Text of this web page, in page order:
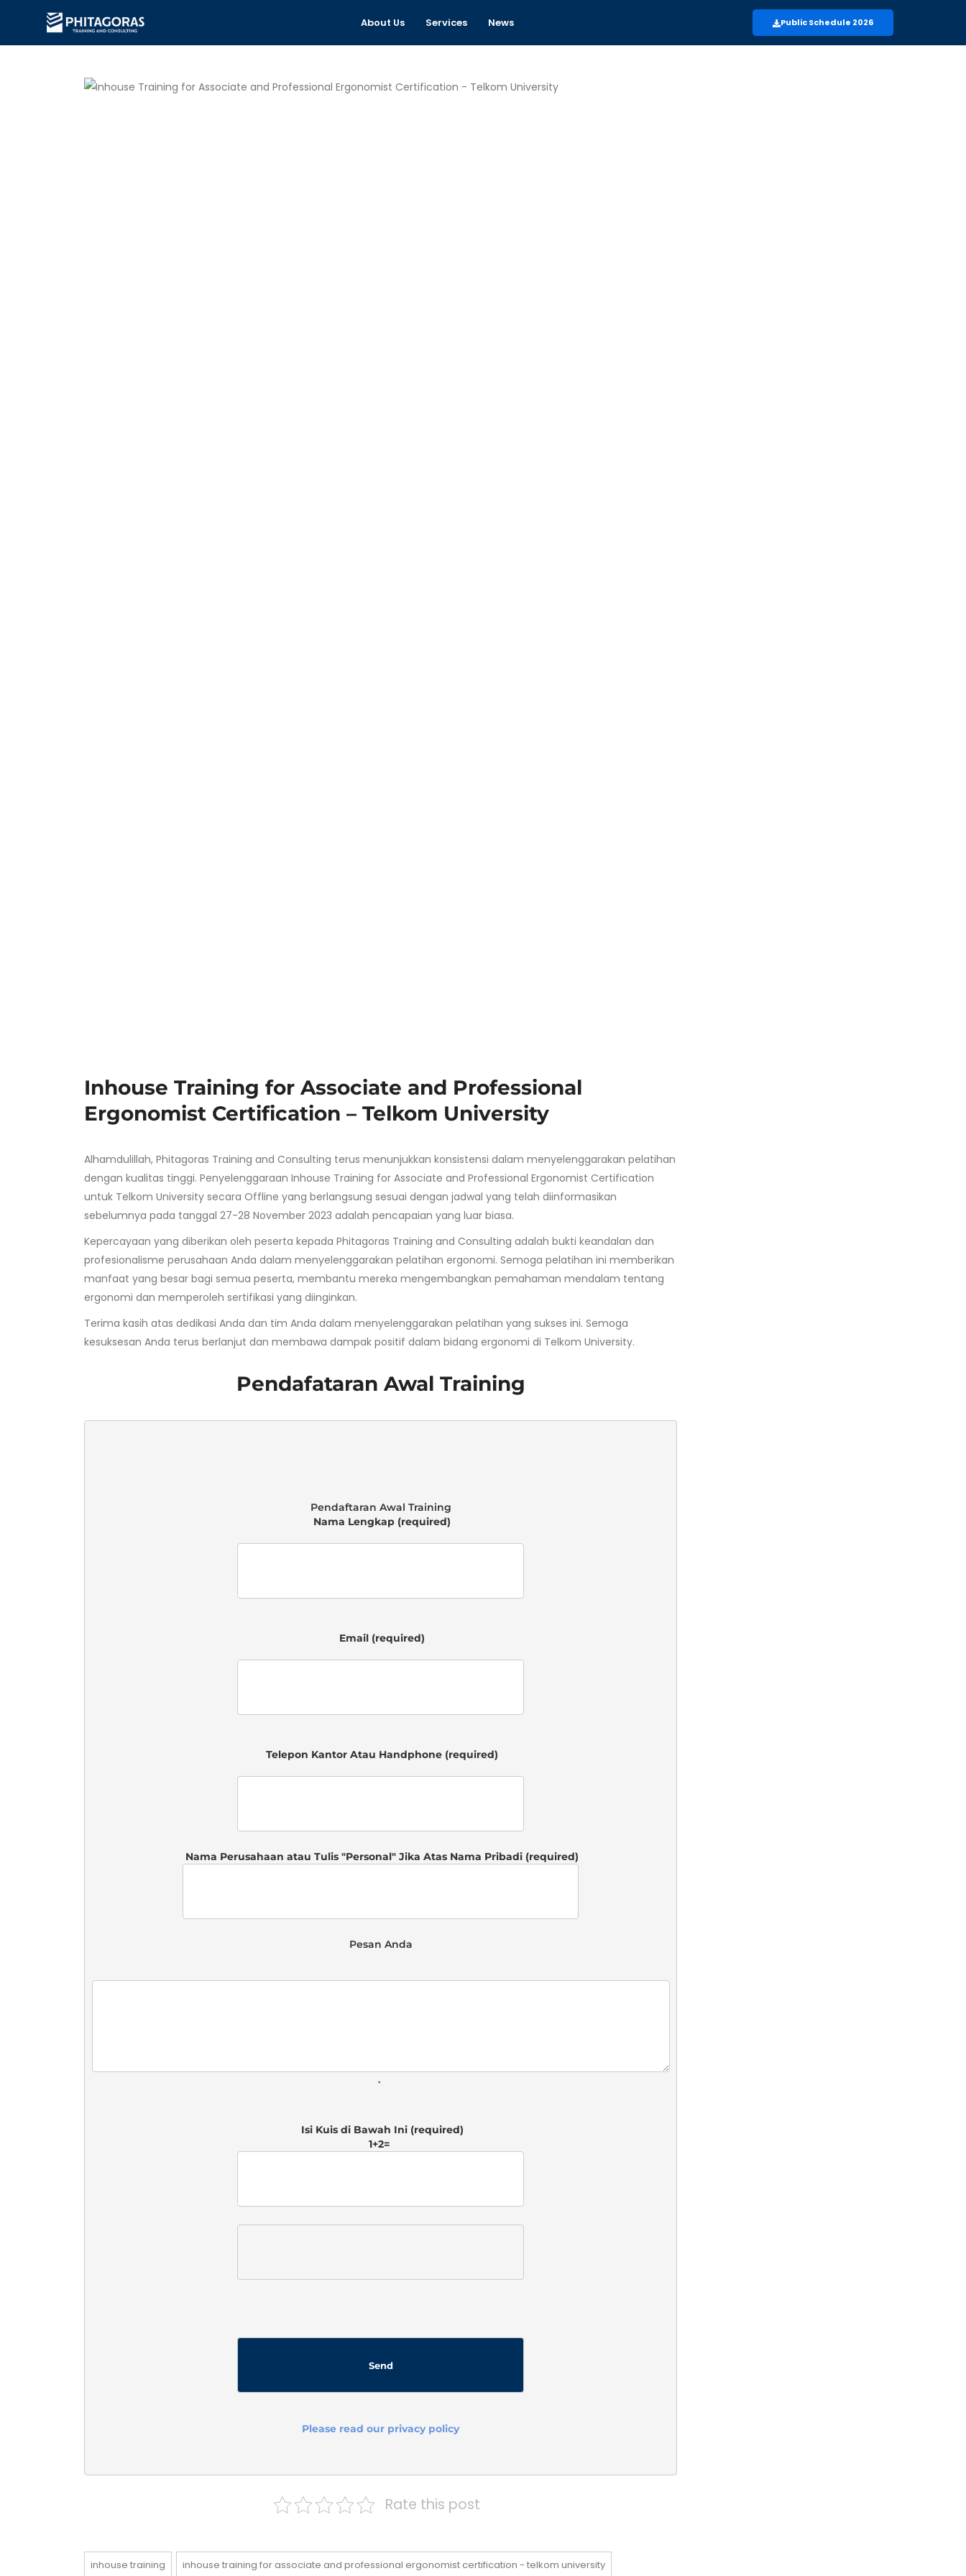
About Us Services News Public Schedule 2026
Inhouse Training for Associate and Professional
Ergonomist Certification – Telkom University
Alhamdulillah, Phitagoras Training and Consulting terus menunjukkan konsistensi dalam menyelenggarakan pelatihan
dengan kualitas tinggi. Penyelenggaraan Inhouse Training for Associate and Professional Ergonomist Certification
untuk Telkom University secara Offline yang berlangsung sesuai dengan jadwal yang telah diinformasikan
sebelumnya pada tanggal 27-28 November 2023 adalah pencapaian yang luar biasa.
Kepercayaan yang diberikan oleh peserta kepada Phitagoras Training and Consulting adalah bukti keandalan dan
profesionalisme perusahaan Anda dalam menyelenggarakan pelatihan ergonomi. Semoga pelatihan ini memberikan
manfaat yang besar bagi semua peserta, membantu mereka mengembangkan pemahaman mendalam tentang
ergonomi dan memperoleh sertifikasi yang diinginkan.
Terima kasih atas dedikasi Anda dan tim Anda dalam menyelenggarakan pelatihan yang sukses ini. Semoga
kesuksesan Anda terus berlanjut dan membawa dampak positif dalam bidang ergonomi di Telkom University.
Pendafataran Awal Training
Nama Lengkap (required)
Email (required)
Telepon Kantor Atau Handphone (required)
Pesan Anda
.
1+2=
Please read our privacy policy
Rate this post
inhouse training inhouse training for associate and professional ergonomist certification - telkom university